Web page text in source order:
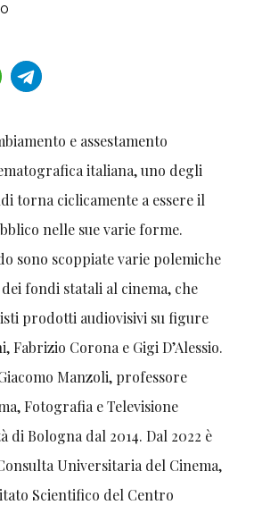
e assestamento
italiana, uno degli
torna ciclicamente a essere il
nelle sue varie forme.
sono scoppiate varie polemiche
dei fondi statali al cinema, che
prodotti audiovisivi su figure
Fabrizio Corona e Gigi D’Alessio.
Manzoli, professore
Fotografia e Televisione
di Bologna dal 2014. Dal 2022 è
Universitaria del Cinema,
Scientifico del Centro